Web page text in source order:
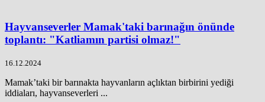
Hayvanseverler Mamak'taki barınağın önünde
toplantı: "Katliamın partisi olmaz!"
16.12.2024
Mamak’taki bir barınakta hayvanların açlıktan birbirini yediği
iddiaları, hayvanseverleri ...